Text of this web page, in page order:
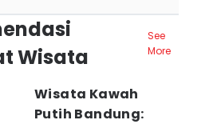
Wisata
See
More
Wisata Kawah
Putih Bandung: